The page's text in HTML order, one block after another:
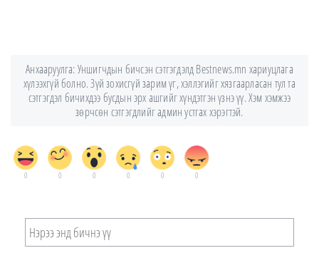
Анхааруулга: Уншигчдын бичсэн сэтгэгдэлд Bestnews.mn хариуцлага
хүлээхгүй болно. Зүй зохисгүй зарим үг, хэллэгийг хязгаарласан тул та
сэтгэгдэл бичихдээ бусдын эрх ашгийг хүндэтгэн үзнэ үү. Хэм хэмжээ
зөрчсөн сэтгэгдлийг админ устгах хэрэгтэй.
0 0 0 0 0 0